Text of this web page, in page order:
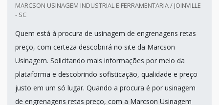
MARCSON USINAGEM INDUSTRIAL E FERRAMENTARIA / JOINVILLE
- SC
Quem está à procura de usinagem de engrenagens retas
preço, com certeza descobrirá no site da Marcson
Usinagem. Solicitando mais informações por meio da
plataforma e descobrindo sofisticação, qualidade e preço
justo em um só lugar. Quando a procura é por usinagem
de engrenagens retas preço, com a Marcson Usinagem